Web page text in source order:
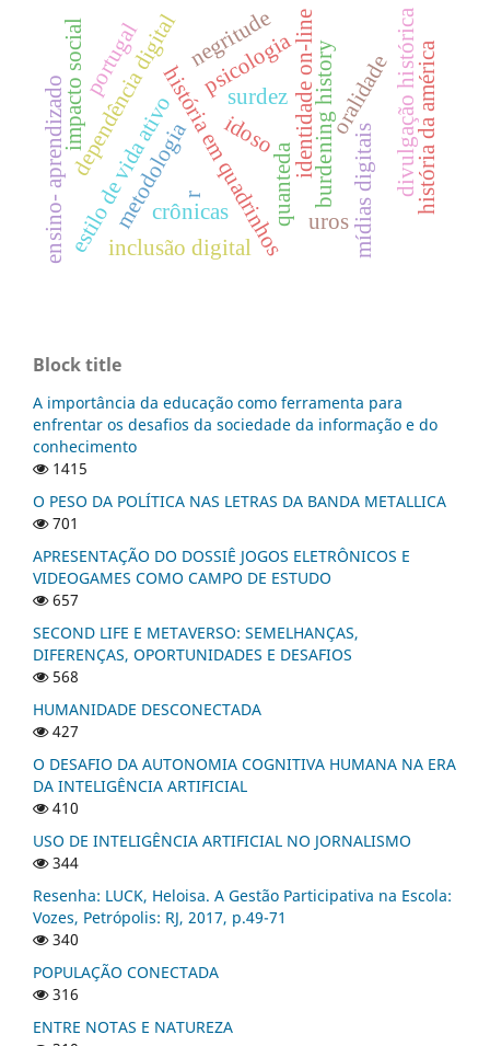
idoso identidade on-line
história em quadrinhosburdening history
metodologia
oralidade
dependência digital
estilo de vida ativo
impacto social psicologia
ensino- aprendizado divulgação histórica
mídias digitais
uros
crônicas
surdez
inclusão digital
r
portugal
quanteda história da américa
negritude
Block title
A importância da educação como ferramenta para
enfrentar os desafios da sociedade da informação e do
conhecimento
1415
O PESO DA POLÍTICA NAS LETRAS DA BANDA METALLICA
701
APRESENTAÇÃO DO DOSSIÊ JOGOS ELETRÔNICOS E
VIDEOGAMES COMO CAMPO DE ESTUDO
657
SECOND LIFE E METAVERSO: SEMELHANÇAS,
DIFERENÇAS, OPORTUNIDADES E DESAFIOS
568
HUMANIDADE DESCONECTADA
427
O DESAFIO DA AUTONOMIA COGNITIVA HUMANA NA ERA
DA INTELIGÊNCIA ARTIFICIAL
410
USO DE INTELIGÊNCIA ARTIFICIAL NO JORNALISMO
344
Resenha: LUCK, Heloisa. A Gestão Participativa na Escola:
Vozes, Petrópolis: RJ, 2017, p.49-71
340
POPULAÇÃO CONECTADA
316
ENTRE NOTAS E NATUREZA